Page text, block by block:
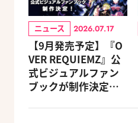
ニュース 2026.07.17
【9月発売予定】『O
VER REQUIEMZ』公
式ビジュアルファン
ブックが制作決定！